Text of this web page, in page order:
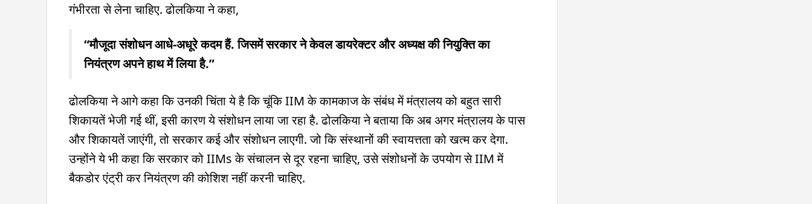
गंभीरता से लेना चाहिए. ढोलकिया ने कहा,
“मौजूदा संशोधन आधे-अधूरे कदम हैं. जिसमें सरकार ने केवल डायरेक्टर और अध्यक्ष की नियुक्ति का
नियंत्रण अपने हाथ में लिया है.”
ढोलकिया ने आगे कहा कि उनकी चिंता ये है कि चूंकि IIM के कामकाज के संबंध में मंत्रालय को बहुत सारी
शिकायतें भेजी गई थीं, इसी कारण ये संशोधन लाया जा रहा है. ढोलकिया ने बताया कि अब अगर मंत्रालय के पास
और शिकायतें जाएंगी, तो सरकार कई और संशोधन लाएगी. जो कि संस्थानों की स्वायत्तता को खत्म कर देगा.
उन्होंने ये भी कहा कि सरकार को IIMs के संचालन से दूर रहना चाहिए, उसे संशोधनों के उपयोग से IIM में
बैकडोर एंट्री कर नियंत्रण की कोशिश नहीं करनी चाहिए.